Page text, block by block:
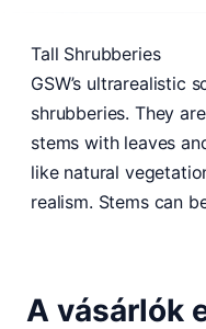
Tall Shrubberies
GSW’s ultrarealistic
shrubberies. They
stems with leaves
like natural
realism. Stems can
A vásárlók